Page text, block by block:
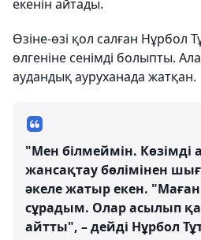
екенін айтады.
Өзіне-өзі қол салған Нұрбол
өлгеніне сенімді болыпты.
аудандық ауруханада жатқан.
"Мен білмеймін. Көзімді
жансақтау бөлімінен
әкеле жатыр екен.
сұрадым. Олар асылып
айтты", – дейді Нұрбол